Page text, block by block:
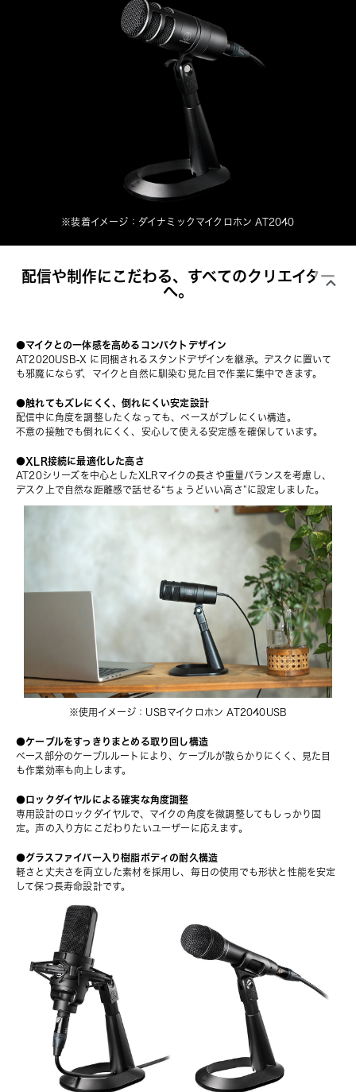
※装着イメージ： ダイナミックマイクロホン AT2040
配信や制作にこだわる、すべてのクリエイター
へ。
●マイクとの一体感を高めるコンパクトデザイン
AT2020USB-X に同梱されるスタンドデザインを継承。デスクに置いて
も邪魔にならず、マイクと自然に馴染む見た目で作業に集中できます。
●触れてもズレにくく、倒れにくい安定設計
配信中に角度を調整したくなっても、ベースがブレにくい構造。
不意の接触でも倒れにくく、安心して使える安定感を確保しています。
●XLR接続に最適化した高さ
AT20シリーズを中心としたXLRマイクの長さや重量バランスを考慮し、
デスク上で自然な距離感で話せる“ちょうどいい高さ”に設定しました。
※使用イメージ： USBマイクロホン AT2040USB
●ケーブルをすっきりまとめる取り回し構造
ベース部分のケーブルルートにより、ケーブルが散らかりにくく、見た目
も作業効率も向上します。
●ロックダイヤルによる確実な角度調整
専用設計のロックダイヤルで、マイクの角度を微調整してもしっかり固
定。声の入り方にこだわりたいユーザーに応えます。
●グラスファイバー入り樹脂ボディの耐久構造
軽さと丈夫さを両立した素材を採用し、毎日の使用でも形状と性能を安定
して保つ長寿命設計です。